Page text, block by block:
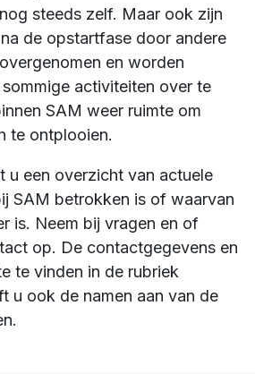
steeds zelf. Maar ook zijn
de opstartfase door andere
en worden
activiteiten over te
SAM weer ruimte om
te ontplooien.
u een overzicht van actuele
SAM betrokken is of waarvan
is. Neem bij vragen en of
op. De contactgegevens en
te vinden in de rubriek
u ook de namen aan van de